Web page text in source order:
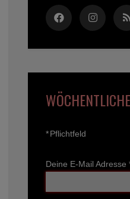
*Pflichtfeld
Deine E-Mail Adresse